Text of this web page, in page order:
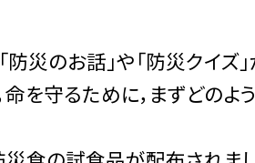
災のお話」や「防災クイズ
命を守るために，まずどの